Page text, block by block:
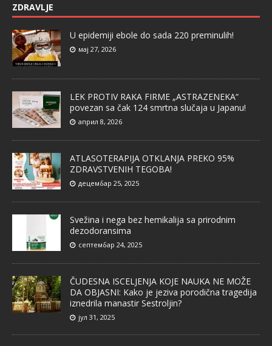
ZDRAVLJE
U epidemiji ebole do sada 220 preminulih!
мај 27, 2026
LEK PROTIV RAKA FIRME „ASTRAZENEKA“
povezan sa čak 124 smrtna slučaja u Japanu!
април 8, 2026
ATLASOTERAPIJA OTKLANJA PREKO 95%
ZDRAVSTVENIH TEGOBA!
децембар 25, 2025
Svežina i nega bez hemikalija sa prirodnim
dezodoransima
септембар 24, 2025
ČUDESNA ISCELJENJA KOJE NAUKA NE MOŽE
DA OBJASNI: Kako je jeziva porodična tragedija
iznedrila manastir Sestroljin?
јул 31, 2025